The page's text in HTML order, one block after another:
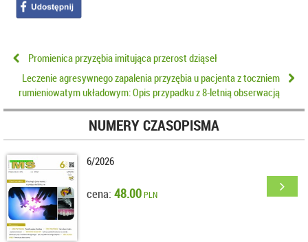
Promienica przyzębia imitująca przerost dziąseł
Leczenie agresywnego zapalenia przyzębia u pacjenta z toczniem
rumieniowatym układowym: Opis przypadku z 8-letnią obserwacją
NUMERY CZASOPISMA
6/2026
cena: 48.00PLN